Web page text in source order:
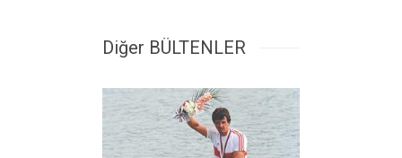
Diğer BÜLTENLER